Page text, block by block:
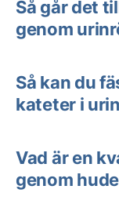
Så går det
genom
Så kan du
kateter i
Vad är en
genom